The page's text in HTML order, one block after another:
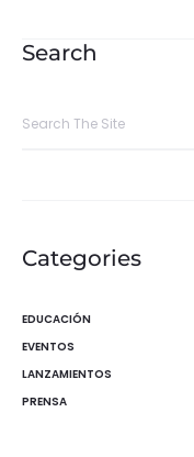
entradas
Search
Categories
EDUCACIÓN
EVENTOS
LANZAMIENTOS
PRENSA